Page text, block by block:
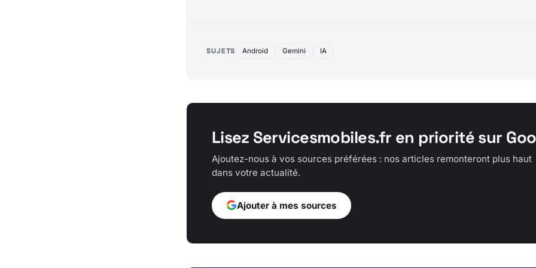
SUJETS Android Gemini IA
Lisez Servicesmobiles.fr en priorité sur
Ajoutez-nous à vos sources préférées : nos articles remonteront plus haut
dans votre actualité.
Ajouter à mes sources